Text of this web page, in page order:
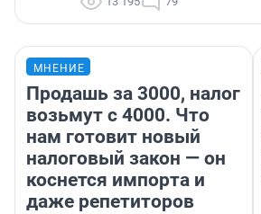
МНЕНИЕ
Продашь за 3000, налог
возьмут с 4000. Что
нам готовит новый
налоговый закон — он
коснется импорта и
даже репетиторов